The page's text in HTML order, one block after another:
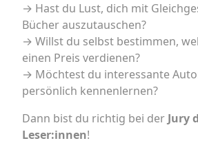
→ Hast du Lust, dich mit
Bücher auszutauschen?
→ Willst du selbst bestimmen,
einen Preis verdienen?
→ Möchtest du interessante
persönlich kennenlernen?
Dann bist du richtig bei der Jury
Leser:innen!